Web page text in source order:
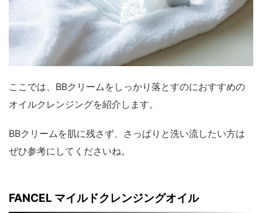
ここでは、BBクリームをしっかり落とすのにおすすめの
オイルクレンジングを紹介します。
BBクリームを肌に残さず、さっぱりと洗い流したい方は
ぜひ参考にしてくださいね。
FANCEL マイルドクレンジングオイル